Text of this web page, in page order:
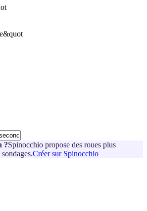
?Spinocchio propose des roues plus
Créer sur Spinocchio